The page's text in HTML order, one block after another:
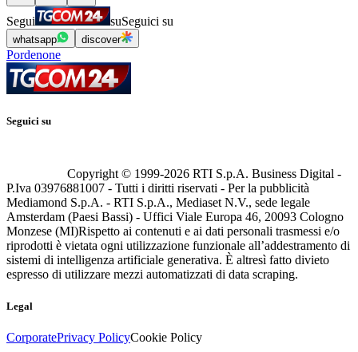
Segui suSeguici su
whatsapp discover
Pordenone
Seguici su
Copyright © 1999-2026 RTI S.p.A. Business Digital -
P.Iva 03976881007 - Tutti i diritti riservati - Per la pubblicità
Mediamond S.p.A. - RTI S.p.A., Mediaset N.V., sede legale
Amsterdam (Paesi Bassi) - Uffici Viale Europa 46, 20093 Cologno
Monzese (MI)Rispetto ai contenuti e ai dati personali trasmessi e/o
riprodotti è vietata ogni utilizzazione funzionale all’addestramento di
sistemi di intelligenza artificiale generativa. È altresì fatto divieto
espresso di utilizzare mezzi automatizzati di data scraping.
Legal
CorporatePrivacy PolicyCookie Policy